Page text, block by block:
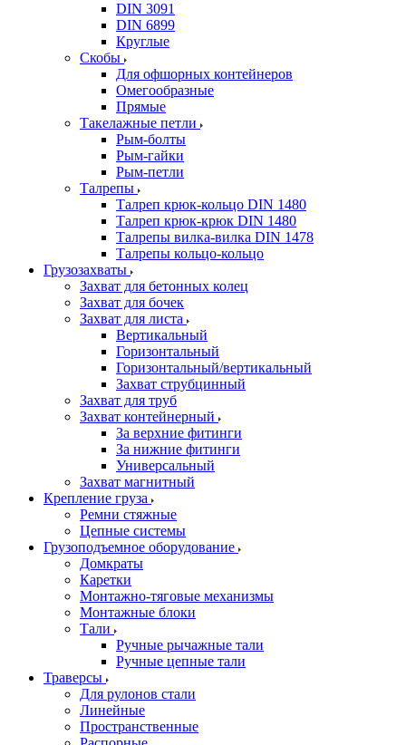
DIN 3091
DIN 6899
Круглые
Скобы
Для офшорных контейнеров
Омегообразные
Прямые
Такелажные петли
Рым-болты
Рым-гайки
Рым-петли
Талрепы
Талреп крюк-кольцо DIN 1480
Талреп крюк-крюк DIN 1480
Талрепы вилка-вилка DIN 1478
Талрепы кольцо-кольцо
Грузозахваты
Захват для бетонных колец
Захват для бочек
Захват для листа
Вертикальный
Горизонтальный
Горизонтальный/вертикальный
Захват струбцинный
Захват для труб
Захват контейнерный
За верхние фитинги
За нижние фитинги
Универсальный
Захват магнитный
Крепление груза
Ремни стяжные
Цепные системы
Грузоподъемное оборудование
Домкраты
Каретки
Монтажно-тяговые механизмы
Монтажные блоки
Тали
Ручные рычажные тали
Ручные цепные тали
Траверсы
Для рулонов стали
Линейные
Пространственные